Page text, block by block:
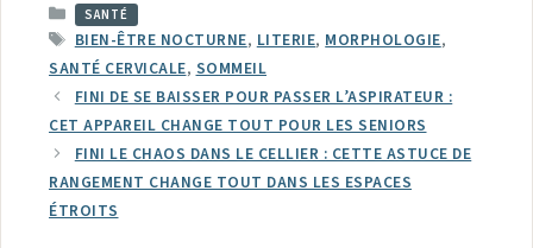
CATÉGORIES
SANTÉ
ÉTIQUETTES
BIEN-ÊTRE NOCTURNE, LITERIE, MORPHOLOGIE,
SANTÉ CERVICALE, SOMMEIL
FINI DE SE BAISSER POUR PASSER L’ASPIRATEUR :
CET APPAREIL CHANGE TOUT POUR LES SENIORS
FINI LE CHAOS DANS LE CELLIER : CETTE ASTUCE DE
RANGEMENT CHANGE TOUT DANS LES ESPACES
ÉTROITS